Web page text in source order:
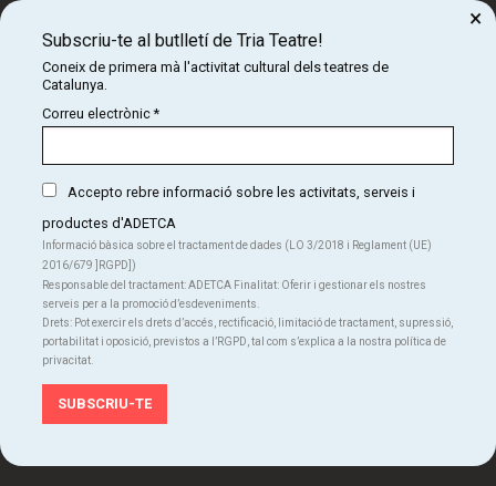
Amb el suport de:
Subscriu-te al butlletí de Tria Teatre!
Coneix de primera mà l'activitat cultural dels teatres de
Catalunya.
Correu electrònic*
Accepto rebre informació sobre les activitats, serveis i
productes d'ADETCA
Informació bàsica sobre el tractament de dades (LO 3/2018 i Reglament (UE)
2016/679 ]RGPD])
Responsable del tractament: ADETCA Finalitat: Oferir i gestionar els nostres
serveis per a la promoció d’esdeveniments.
Drets: Pot exercir els drets d’accés, rectificació, limitació de tractament, supressió,
portabilitat i oposició, previstos a l’RGPD, tal com s’explica a la nostra política de
privacitat.
×